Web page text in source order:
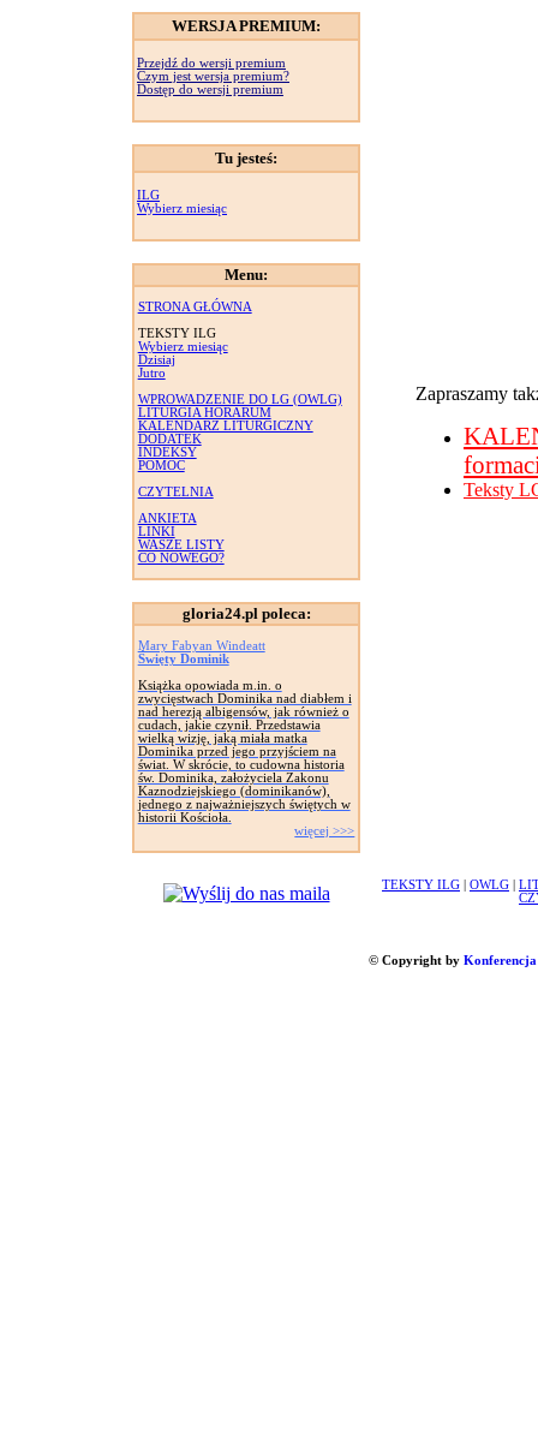
WERSJA PREMIUM:
Przejdź do wersji premium
Czym jest wersja premium?
Dostęp do wersji premium
Tu jesteś:
ILG
Wybierz miesiąc
Menu:
STRONA GŁÓWNA
TEKSTY ILG
Wybierz miesiąc
Dzisiaj
Jutro
WPROWADZENIE DO LG (OWLG)
LITURGIA HORARUM
KALENDARZ LITURGICZNY
DODATEK
INDEKSY
POMOC
CZYTELNIA
ANKIETA
LINKI
WASZE LISTY
CO NOWEGO?
gloria24.pl poleca:
Mary Fabyan Windeatt
Święty Dominik
Książka opowiada m.in. o
zwycięstwach Dominika nad diabłem i
nad herezją albigensów, jak również o
cudach, jakie czynił. Przedstawia
wielką wizję, jaką miała matka
Dominika przed jego przyjściem na
świat. W skrócie, to cudowna historia
św. Dominika, założyciela Zakonu
Kaznodziejskiego (dominikanów),
jednego z najważniejszych świętych w
historii Kościoła.
więcej >>>
Zapraszamy
Teksty
TEKSTY ILG OWLG
© Copyright by Konferencja